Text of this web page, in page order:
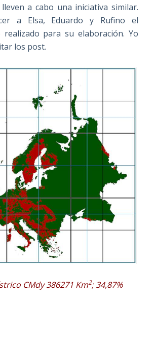
a cabo una iniciativa similar.
a Elsa, Eduardo y Rufino el
para su elaboración. Yo
los post.
CMdy 386271 Km2; 34,87%